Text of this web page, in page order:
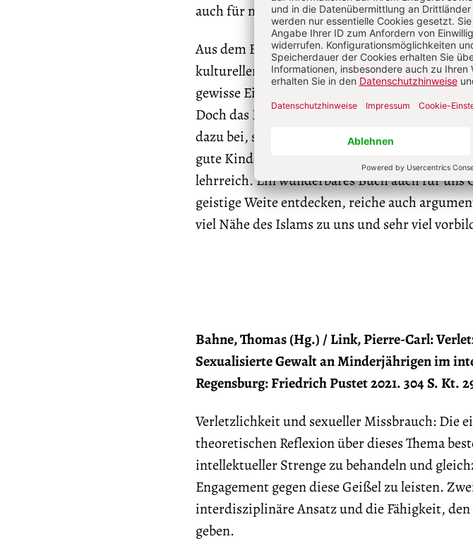
auch für manches Gespräch mit Verächtern
Aus dem Buch spricht eine gewisse Trauer,
kulturellen und intellektuellen Blüte
gewisse Einsamkeit derer, die heute in Europa
Doch das Buch knüpft zugleich an diese Kultur
dazu bei, sie wieder zu beleben. Wie viele gute
gute Kinderpredigten – ist es auch an
lehrreich. Ein wunderbares Buch auch für
geistige Weite entdecken, reiche auch
viel Nähe des Islams zu uns und sehr viel
Bahne, Thomas (Hg.) / Link, Pierre-Carl:
Sexualisierte Gewalt an Minderjährigen im
Regensburg: Friedrich Pustet 2021. 304 S. Kt.
Verletzlichkeit und sexueller Missbrauch: Die
theoretischen Reflexion über dieses Thema
intellektueller Strenge zu behandeln und
Engagement gegen diese Geißel zu leisten.
interdisziplinäre Ansatz und die Fähigkeit,
geben.